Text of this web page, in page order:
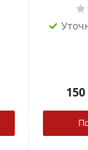
150